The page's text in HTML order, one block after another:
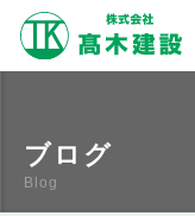
ブログ
Blog